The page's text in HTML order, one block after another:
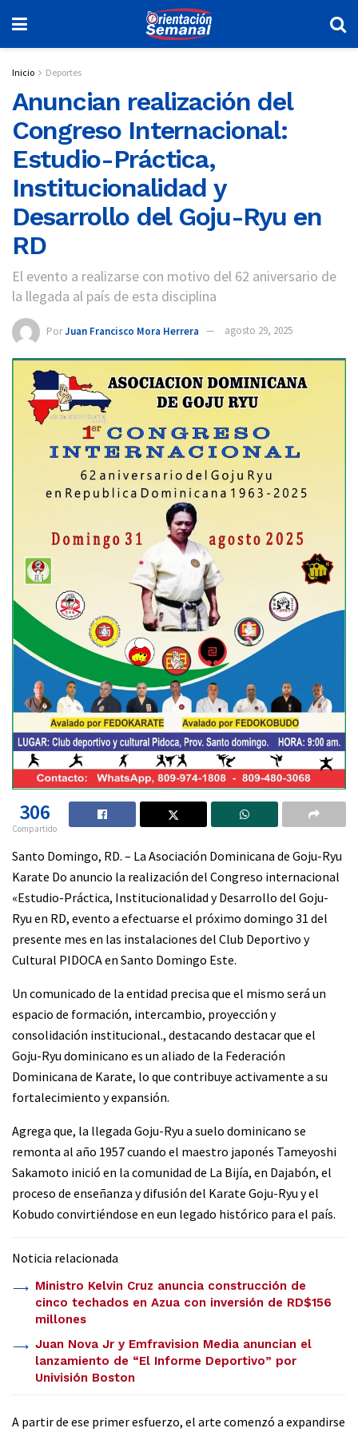
Inicio Deportes
Anuncian realización del
Congreso Internacional:
Estudio-Práctica,
Institucionalidad y
Desarrollo del Goju-Ryu en
RD
El evento a realizarse con motivo del 62 aniversario de
la llegada al país de esta disciplina
PorJuan Francisco Mora Herrera agosto 29, 2025
306
Compartido
Santo Domingo, RD. – La Asociación Dominicana de Goju-Ryu
Karate Do anuncio la realización del Congreso internacional
«Estudio-Práctica, Institucionalidad y Desarrollo del Goju-
Ryu en RD, evento a efectuarse el próximo domingo 31 del
presente mes en las instalaciones del Club Deportivo y
Cultural PIDOCA en Santo Domingo Este.
Un comunicado de la entidad precisa que el mismo será un
espacio de formación, intercambio, proyección y
consolidación institucional., destacando destacar que el
Goju-Ryu dominicano es un aliado de la Federación
Dominicana de Karate, lo que contribuye activamente a su
fortalecimiento y expansión.
Agrega que, la llegada Goju-Ryu a suelo dominicano se
remonta al año 1957 cuando el maestro japonés Tameyoshi
Sakamoto inició en la comunidad de La Bijía, en Dajabón, el
proceso de enseñanza y difusión del Karate Goju-Ryu y el
Kobudo convirtiéndose en eun legado histórico para el país.
Noticia relacionada
Ministro Kelvin Cruz anuncia construcción de
cinco techados en Azua con inversión de RD$156
millones
Juan Nova Jr y Emfravision Media anuncian el
lanzamiento de “El Informe Deportivo” por
Univisión Boston
A partir de ese primer esfuerzo, el arte comenzó a expandirse